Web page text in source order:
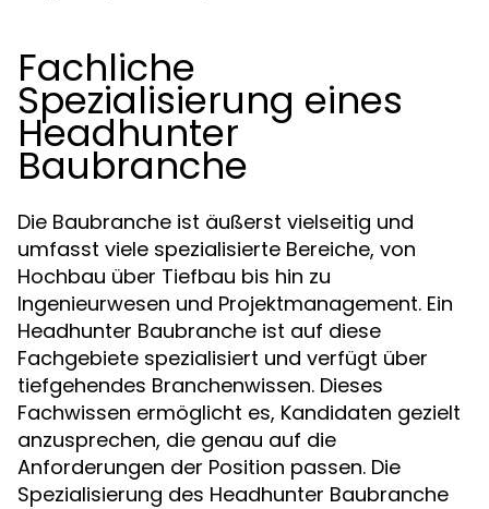
Fachliche
Spezialisierung eines
Headhunter
Baubranche
Die Baubranche ist äußerst vielseitig und
umfasst viele spezialisierte Bereiche, von
Hochbau über Tiefbau bis hin zu
Ingenieurwesen und Projektmanagement. Ein
Headhunter Baubranche ist auf diese
Fachgebiete spezialisiert und verfügt über
tiefgehendes Branchenwissen. Dieses
Fachwissen ermöglicht es, Kandidaten gezielt
anzusprechen, die genau auf die
Anforderungen der Position passen. Die
Spezialisierung des Headhunter Baubranche